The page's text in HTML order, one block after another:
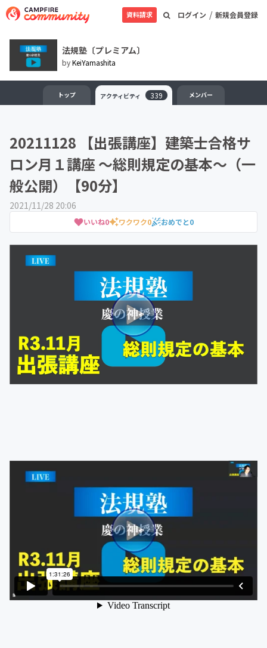
ログイン / 新規会員登録
資料請求
法規塾〔プレミアム〕
byKeiYamashita
トップ アクティビティ 339 メンバー
20211128 【出張講座】建築士合格サ
ロン月１講座 〜総則規定の基本〜（一
般公開）【90分】
2021/11/28 20:06
いいね0 ワクワク0 おめでと0